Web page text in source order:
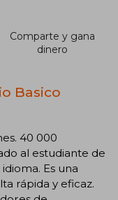
Comparte y gana
dinero
Basico
40 000
al estudiante de
Es una
rápida y eficaz.